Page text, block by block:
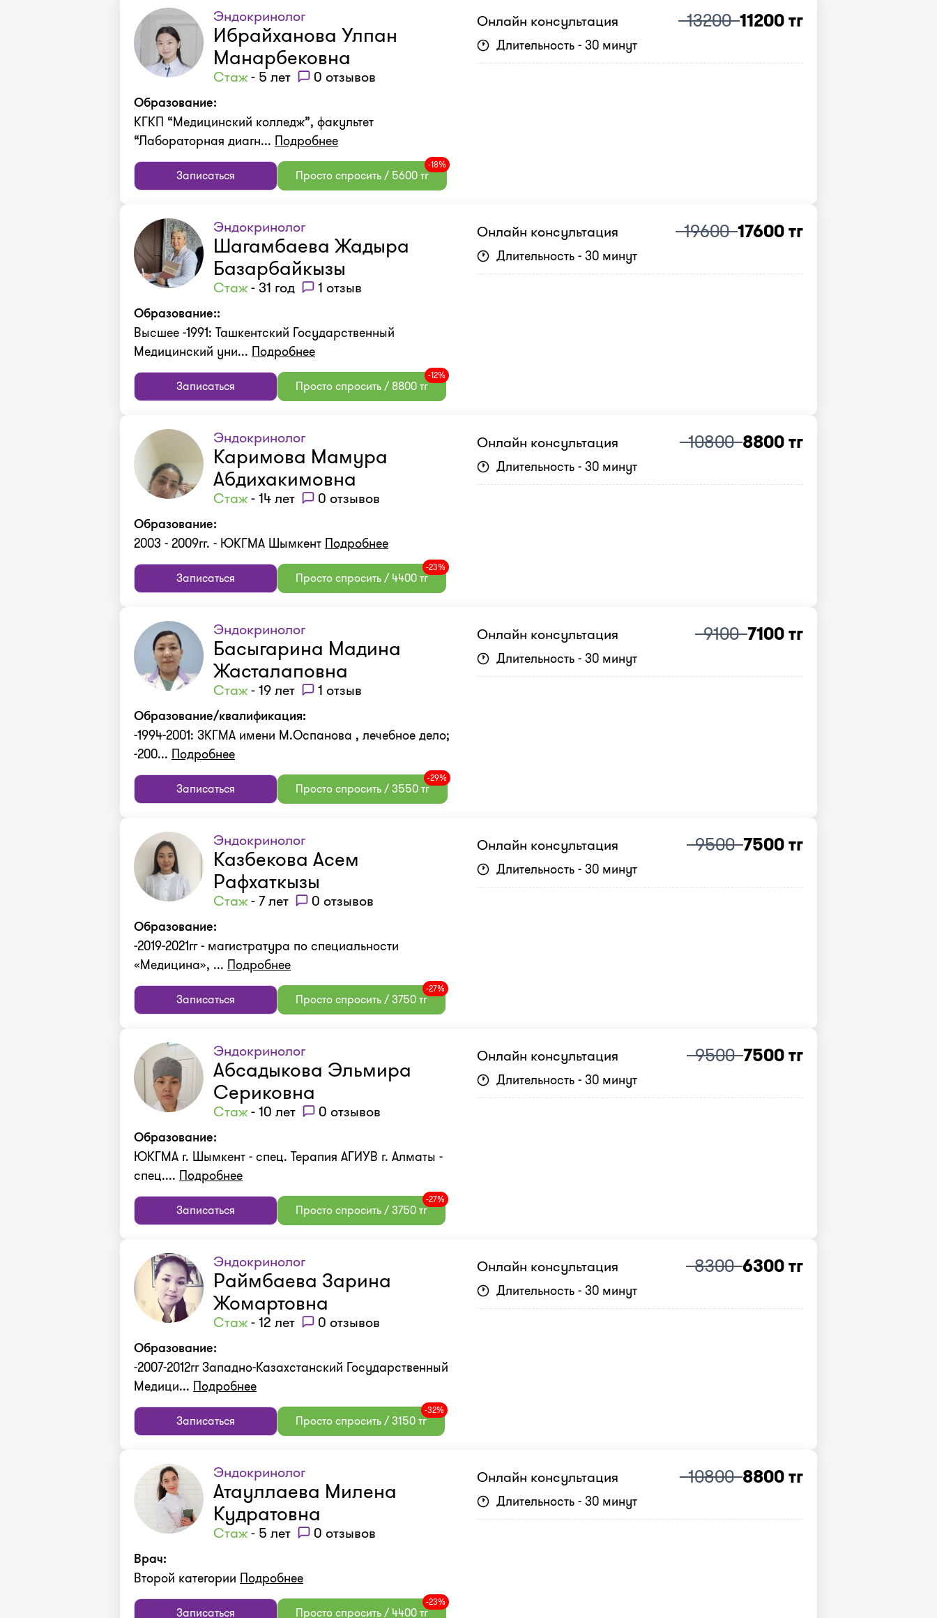
Эндокринолог
Ибрайханова Улпан
Манарбековна
Стаж- 5 лет 0 отзывов
Образование:
КГКП “Медицинский колледж”, факультет
“Лабораторная диагн... Подробнее
Записаться Просто спросить / 5600 тг
-18%
Онлайн консультация 1320011200 тг
Длительность - 30 минут
Эндокринолог
Шагамбаева Жадыра
Базарбайкызы
Стаж- 31 год 1 отзыв
Образование::
Высшее -1991: Ташкентский Государственный
Медицинский уни... Подробнее
Записаться Просто спросить / 8800 тг
-12%
Онлайн консультация 1960017600 тг
Длительность - 30 минут
Эндокринолог
Каримова Мамура
Абдихакимовна
Стаж- 14 лет 0 отзывов
Образование:
2003 - 2009гг. - ЮКГМА Шымкент Подробнее
Записаться Просто спросить / 4400 тг
-23%
Онлайн консультация 108008800 тг
Длительность - 30 минут
Эндокринолог
Басыгарина Мадина
Жасталаповна
Стаж- 19 лет 1 отзыв
Образование/квалификация:
-1994-2001: ЗКГМА имени М.Оспанова , лечебное дело;
-200... Подробнее
Записаться Просто спросить / 3550 тг
-29%
Онлайн консультация 91007100 тг
Длительность - 30 минут
Эндокринолог
Казбекова Асем
Рафхаткызы
Стаж- 7 лет 0 отзывов
Образование:
-2019-2021гг - магистратура по специальности
«Медицина», ... Подробнее
Записаться Просто спросить / 3750 тг
-27%
Онлайн консультация 95007500 тг
Длительность - 30 минут
Эндокринолог
Абсадыкова Эльмира
Сериковна
Стаж- 10 лет 0 отзывов
Образование:
ЮКГМА г. Шымкент - спец. Терапия АГИУВ г. Алматы -
спец.... Подробнее
Записаться Просто спросить / 3750 тг
-27%
Онлайн консультация 95007500 тг
Длительность - 30 минут
Эндокринолог
Раймбаева Зарина
Жомартовна
Стаж- 12 лет 0 отзывов
Образование:
-2007-2012гг Западно-Казахстанский Государственный
Медици... Подробнее
Записаться Просто спросить / 3150 тг
-32%
Онлайн консультация 83006300 тг
Длительность - 30 минут
Эндокринолог
Атауллаева Милена
Кудратовна
Стаж- 5 лет 0 отзывов
Врач:
Второй категории Подробнее
Записаться Просто спросить / 4400 тг
-23%
Онлайн консультация 108008800 тг
Длительность - 30 минут